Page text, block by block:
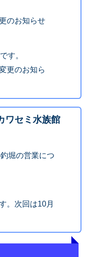
のお知らせ
す。
更のお知ら
ワセミ水族館
堀の営業につ
。次回は10月